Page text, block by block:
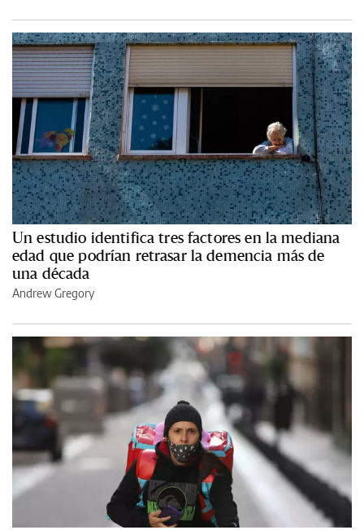
Un estudio identifica tres factores en la mediana
edad que podrían retrasar la demencia más de
una década
Andrew Gregory